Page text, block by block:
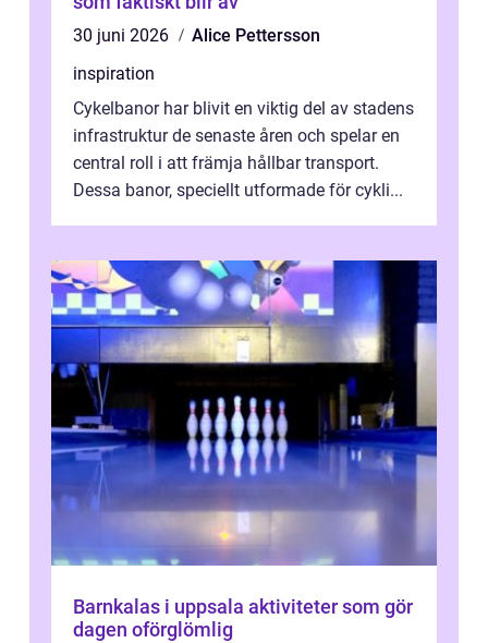
30 juni 2026
Alice Pettersson
inspiration
Cykelbanor har blivit en viktig del av stadens
infrastruktur de senaste åren och spelar en
central roll i att främja hållbar transport.
Dessa banor, speciellt utformade för cykli...
Barnkalas i uppsala aktiviteter som gör
dagen oförglömlig